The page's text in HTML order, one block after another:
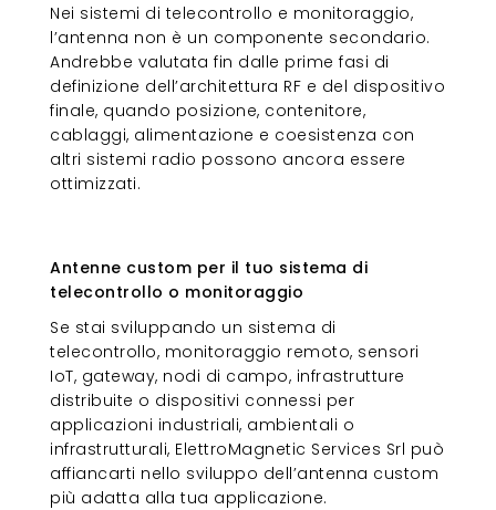
Nei sistemi di telecontrollo e monitoraggio,
l’antenna non è un componente secondario.
Andrebbe valutata fin dalle prime fasi di
definizione dell’architettura RF e del dispositivo
finale, quando posizione, contenitore,
cablaggi, alimentazione e coesistenza con
altri sistemi radio possono ancora essere
ottimizzati.
Antenne custom per il tuo sistema di
telecontrollo o monitoraggio
Se stai sviluppando un sistema di
telecontrollo, monitoraggio remoto, sensori
IoT, gateway, nodi di campo, infrastrutture
distribuite o dispositivi connessi per
applicazioni industriali, ambientali o
infrastrutturali, ElettroMagnetic Services Srl può
affiancarti nello sviluppo dell’antenna custom
più adatta alla tua applicazione.